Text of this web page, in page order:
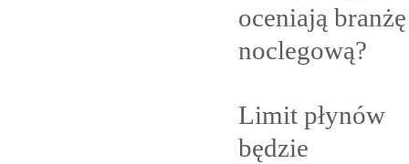
oceniają branżę
noclegową?
Limit płynów
będzie